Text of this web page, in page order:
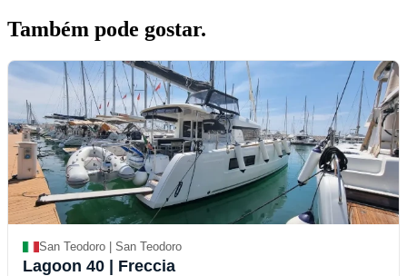
Também pode gostar.
San Teodoro | San Teodoro
Lagoon 40 | Freccia